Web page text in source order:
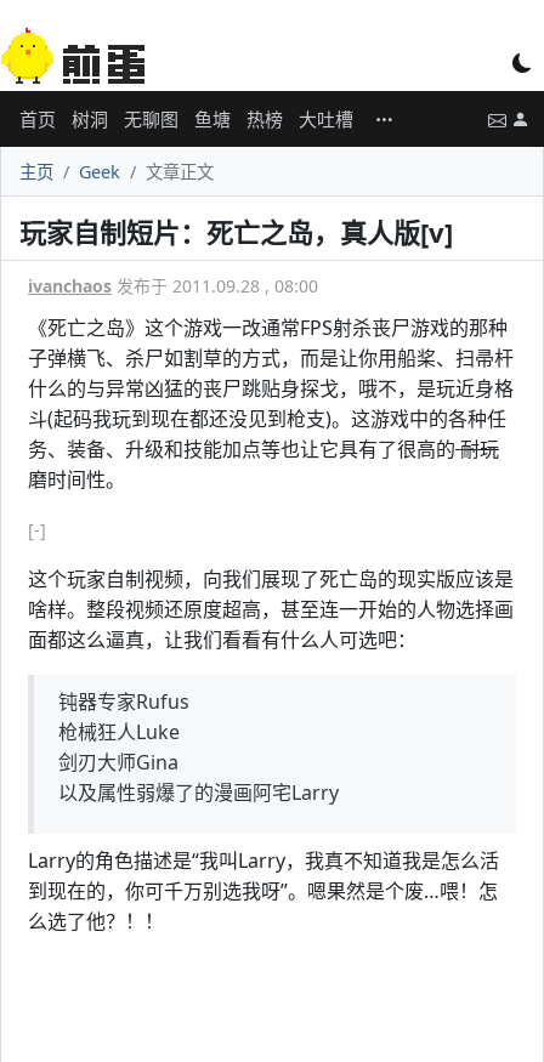
首页 树洞 无聊图 鱼塘 热榜 大吐槽
主页 Geek 文章正文
玩家自制短片：死亡之岛，真人版[v]
ivanchaos 发布于 2011.09.28 , 08:00
《死亡之岛》这个游戏一改通常FPS射杀丧尸游戏的那种
子弹横飞、杀尸如割草的方式，而是让你用船桨、扫帚杆
什么的与异常凶猛的丧尸跳贴身探戈，哦不，是玩近身格
斗(起码我玩到现在都还没见到枪支)。这游戏中的各种任
务、装备、升级和技能加点等也让它具有了很高的耐玩
磨时间性。
[-]
这个玩家自制视频，向我们展现了死亡岛的现实版应该是
啥样。整段视频还原度超高，甚至连一开始的人物选择画
面都这么逼真，让我们看看有什么人可选吧：
钝器专家Rufus
枪械狂人Luke
剑刃大师Gina
以及属性弱爆了的漫画阿宅Larry
Larry的角色描述是“我叫Larry，我真不知道我是怎么活
到现在的，你可千万别选我呀”。嗯果然是个废…喂！怎
么选了他？！！